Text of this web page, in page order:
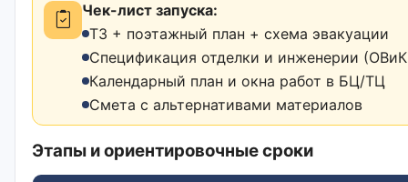
Чек-лист запуска:
ТЗ + поэтажный план + схема эвакуации
Спецификация отделки и инженерии
Календарный план и окна работ в БЦ/ТЦ
Смета с альтернативами материалов
Этапы и ориентировочные сроки